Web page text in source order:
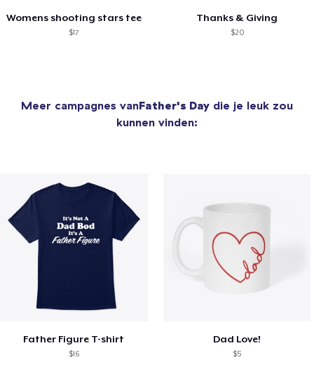
Womens shooting stars tee
$17
Thanks & Giving
$20
Meer campagnes vanFather's Day die je leuk zou
kunnen vinden:
Father Figure T-shirt
$16
Dad Love!
$5